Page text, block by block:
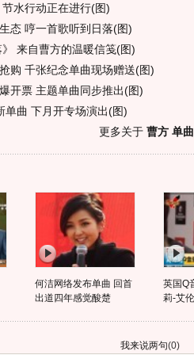
水行动正在进行(图)
态 哼一首歌听到日落(图)
》 来自曹方的温暖信笺(图)
购 千张纪念单曲现场赠送(图)
开票 主题单曲同步推出(图)
单曲 下月开专场演出(图)
更多关于 曹方 单曲
何洁网络发布单曲 回首
出道四年感觉酸楚
英国Q
莉-艾
我来说两句(0)